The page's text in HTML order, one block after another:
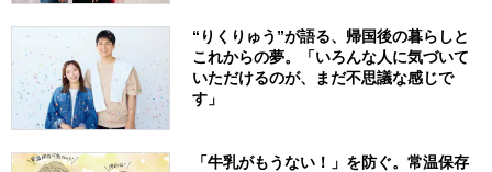
“りくりゅう”が語る、帰国後の暮らしと
これからの夢。「いろんな人に気づいて
いただけるのが、まだ不思議な感じで
す」
「牛乳がもうない！」を防ぐ。常温保存